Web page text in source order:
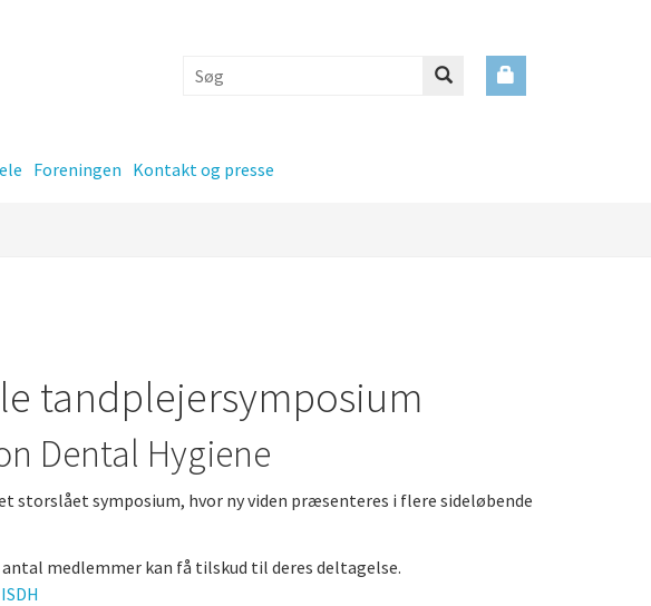
Foreningen Kontakt og presse
tandplejersymposium
Dental Hygiene
storslået symposium, hvor ny viden præsenteres i flere sideløbende
medlemmer kan få tilskud til deres deltagelse.